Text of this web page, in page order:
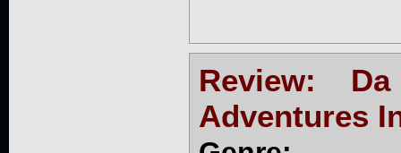
Review:
Adventures